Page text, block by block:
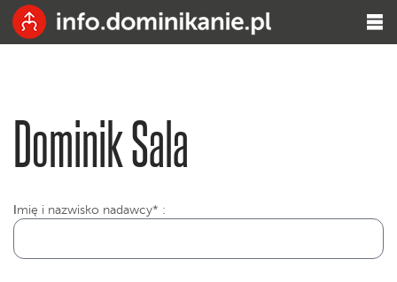
Dominik Sala
mię i nazwisko nadawcy* :